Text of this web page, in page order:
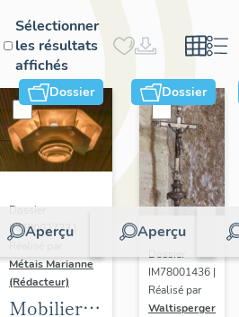
Sélectionner
les résultats
affichés
Dossier
Aperçu
Dossier
IM78002723 |
Métais Marianne
(Rédacteur)
Mobilier
Dossier
Aperçu
Dossier
IM78001436 |
Réalisé par
Waltisperger